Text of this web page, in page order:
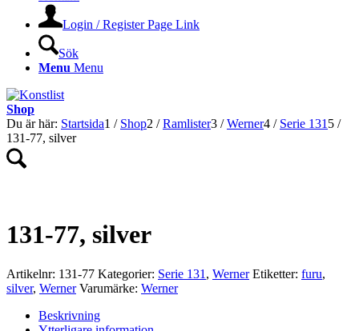
Login / Register Page Link
Sök
Menu Menu
Shop
Du är här: Startsida1 / Shop2 / Ramlister3 / Werner4 / Serie 131 5 /
131-77, silver
131-77, silver
Artikelnr: 131-77 Kategorier: Serie 131 , Werner Etiketter: furu,
silver, Werner Varumärke: Werner
Beskrivning